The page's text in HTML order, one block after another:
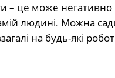
– це може негативно
людині. Можна
на будь-які